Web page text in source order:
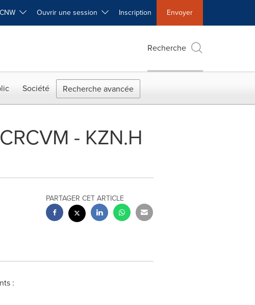
Ouvrir une session Inscription Envoyer
Recherche
Société Recherche avancée
- KZN.H
PARTAGER CET ARTICLE
: